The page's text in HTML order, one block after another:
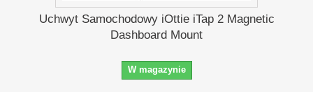
Uchwyt Samochodowy iOttie iTap 2 Magnetic
Dashboard Mount
W magazynie